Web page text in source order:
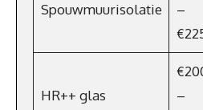
Spouwmuurisolatie
–
HR++ glas
–